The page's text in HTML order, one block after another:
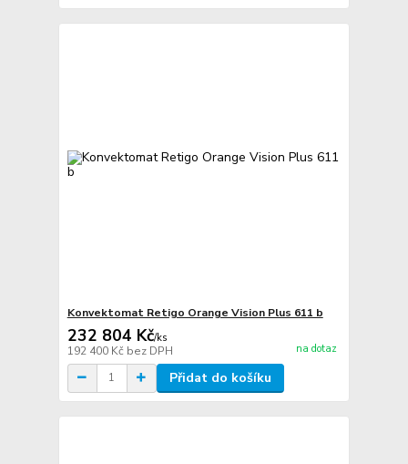
Konvektomat Retigo Orange Vision Plus 611 b
232 804 Kč/ks
192 400 Kč bez DPH na dotaz
Přidat do košíku